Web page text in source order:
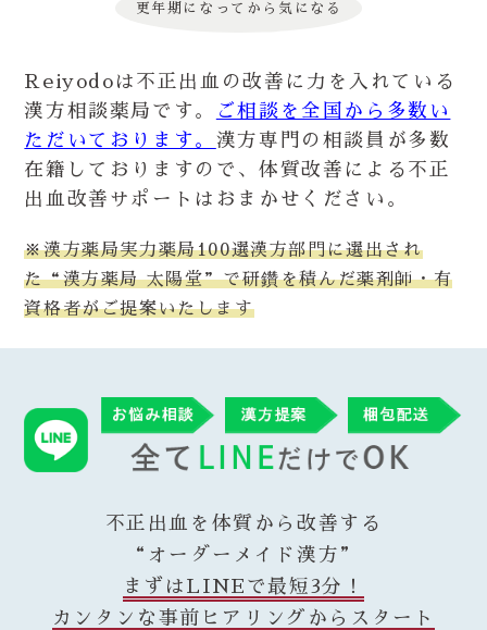
更年期になってから気になる
Reiyodoは不正出血の改善に力を入れている
漢方相談薬局です。
ご相談を全国から多数い
ただいております。 漢方専門の相談員が多数
在籍しておりますので、体質改善による不正
出血改善サポートはおまかせください。
※漢方薬局実力薬局100選漢方部門に選出され
た“漢方薬局 太陽堂”で研鑽を積んだ薬剤師・有
資格者がご提案いたします
不正出血を体質から改善する
“オーダーメイド漢方”
まずはLINEで最短3分！
カンタンな事前ヒアリングからスタート